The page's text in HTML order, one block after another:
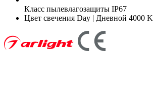
Класс пылевлагозащиты IP67
Цвет свечения Day | Дневной 4000 K